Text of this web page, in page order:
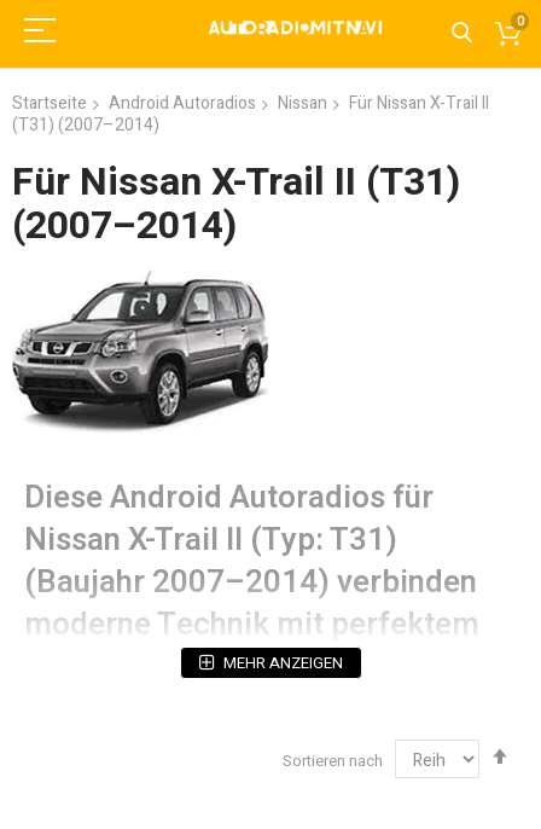
0
Startseite Android Autoradios Nissan
Für Nissan X-Trail II
(T31) (2007–2014)
Für Nissan X-Trail II (T31)
(2007–2014)
Diese Android Autoradios für
Nissan X-Trail II (Typ: T31)
(Baujahr 2007–2014) verbinden
moderne Technik mit perfektem
Android (mit 5 Jahren
MEHR ANZEIGEN
Sortieren nach